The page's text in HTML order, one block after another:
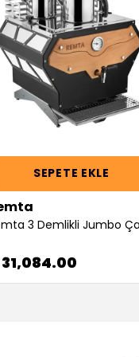
SEPETE EKLE